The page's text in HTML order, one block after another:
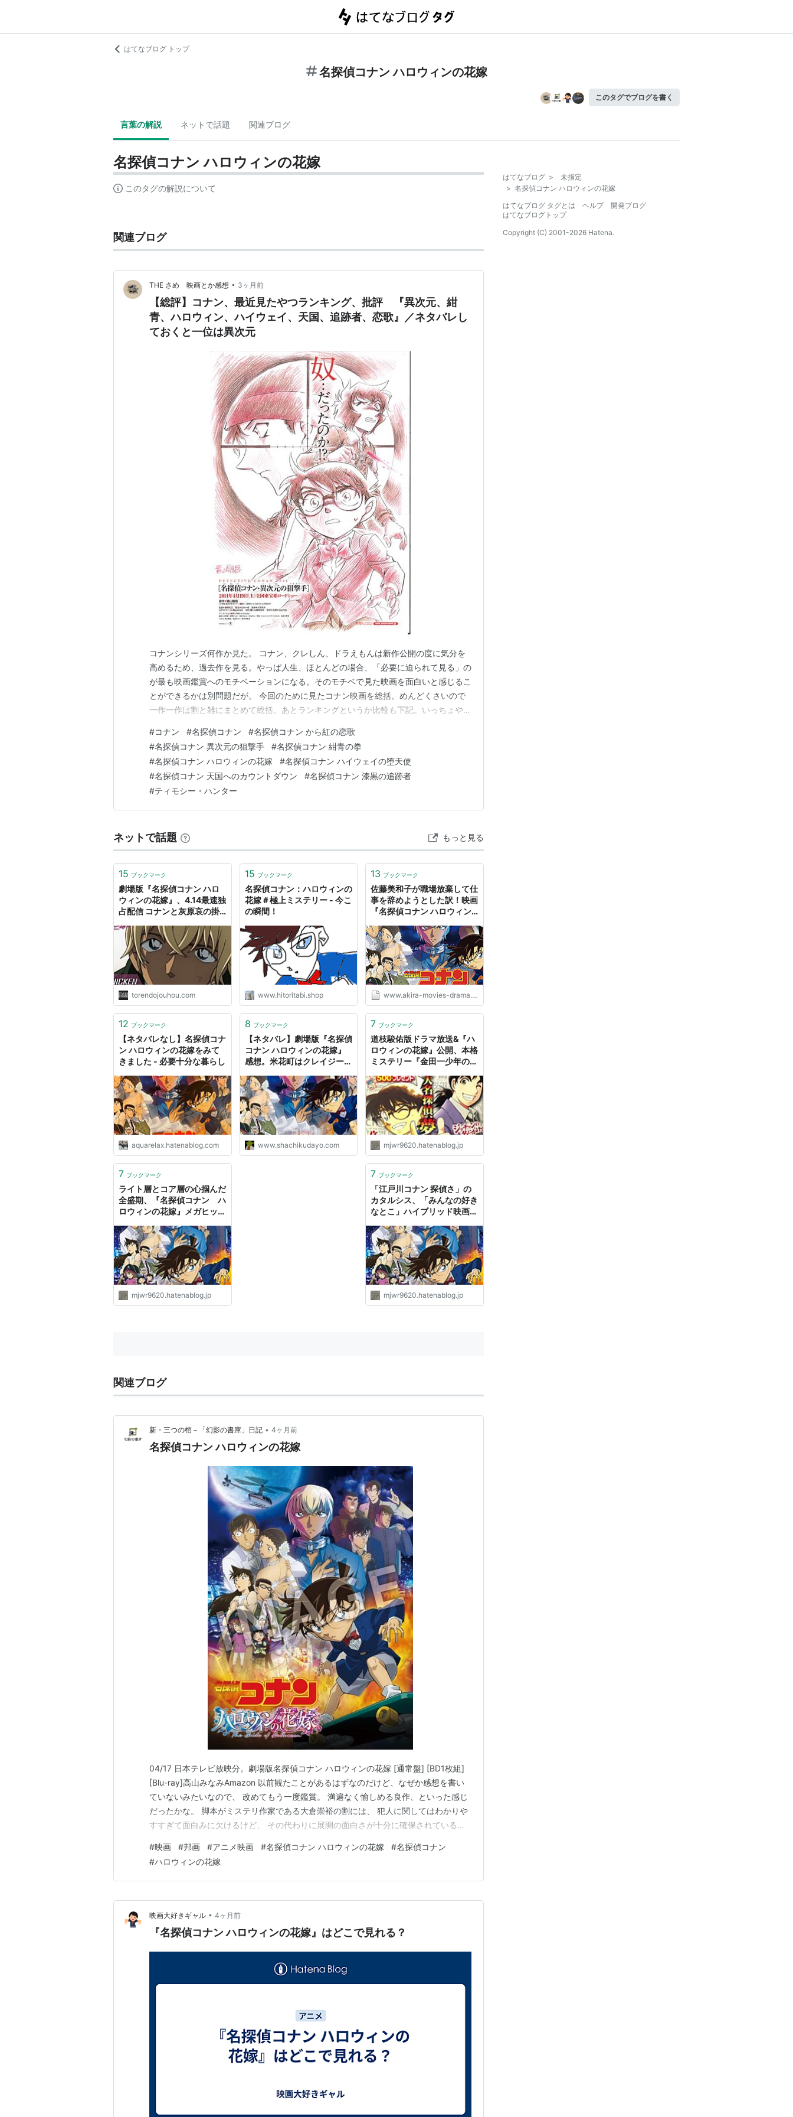
はてなブログ トップ
名探偵コナン ハロウィンの花嫁
このタグでブログを書く
言葉の解説 ネットで話題 関連ブログ
名探偵コナン ハロウィンの花嫁
このタグの解説について
関連ブログ
THE さめ 映画とか感想 • 3ヶ月前
【総評】コナン、最近見たやつランキング、批評 『異次元、紺
青、ハロウィン、ハイウェイ、天国、追跡者、恋歌』／ネタバレし
ておくと一位は異次元
コナンシリーズ何作か見た。 コナン、クレしん、ドラえもんは新作公開の度に気分を
高めるため、過去作を見る。やっぱ人生、ほとんどの場合、「必要に迫られて見る」の
が最も映画鑑賞へのモチベーションになる。そのモチベで見た映画を面白いと感じるこ
とができるかは別問題だが。 今回のために見たコナン映画を総括。めんどくさいので
一作一作は割と雑にまとめて総括。あとランキングというか比較も下記。いっちょやっ
に言っておくと今回見直した中でいっちゃん面白かったのはこれ。俺の映画館で見た記
憶が色濃く残ってる作品ランキングトップもこれ。（初…
#コナン #名探偵コナン #名探偵コナン から紅の恋歌
#名探偵コナン 異次元の狙撃手 #名探偵コナン 紺青の拳
#名探偵コナン ハロウィンの花嫁 #名探偵コナン ハイウェイの堕天使
#名探偵コナン 天国へのカウントダウン #名探偵コナン 漆黒の追跡者
#ティモシー・ハンター
ネットで話題 もっと見る
15 ブックマーク
劇場版『名探偵コナン ハロ
ウィンの花嫁』、4.14最速独
占配信 コナンと灰原哀の掛
トレンド情報お届け！
torendojouhou.com
15 ブックマーク
名探偵コナン：ハロウィンの
花嫁＃極上ミステリー - 今こ
の瞬間！
www.hitoritabi.shop
13 ブックマーク
佐藤美和子が職場放棄して仕
事を辞めようとした訳！映画
『名探偵コナン ハロウィン
AKIRAの映画・ドラマブロ
グ
www.akira-movies-drama.com
12 ブックマーク
【ネタバレなし】名探偵コナ
ン ハロウィンの花嫁をみて
きました - 必要十分な暮らし
aquarelax.hatenablog.com
8 ブックマーク
【ネタバレ】劇場版『名探偵
コナン ハロウィンの花嫁』
感想。米花町はクレイジーな
www.shachikudayo.com
7 ブックマーク
道枝駿佑版ドラマ放送&『ハ
ロウィンの花嫁』公開、本格
ミステリー『金田一少年の事
偵コナン』の違い - Junk-
weed’s blog
mjwr9620.hatenablog.jp
7 ブックマーク
ライト層とコア層の心掴んだ
全盛期、『名探偵コナン ハ
ロウィンの花嫁』メガヒット
100億円突破なるか - Junk-
weed’s blog
mjwr9620.hatenablog.jp
7 ブックマーク
「江戸川コナン 探偵さ」の
カタルシス、「みんなの好き
なとこ」ハイブリッド映画
の花嫁』ネタバレ感想 -
Junk-weed’s blog
mjwr9620.hatenablog.jp
関連ブログ
新・三つの棺－「幻影の書庫」日記 • 4ヶ月前
名探偵コナン ハロウィンの花嫁
04/17 日本テレビ放映分。劇場版名探偵コナン ハロウィンの花嫁 [通常盤] [BD1枚組]
[Blu-ray]高山みなみAmazon 以前観たことがあるはずなのだけど、なぜか感想を書い
ていないみたいなので、 改めてもう一度鑑賞。 満遍なく愉しめる良作、といった感じ
だったかな。 脚本がミステリ作家である大倉崇裕の割には、 犯人に関してはわかりや
すすぎて面白みに欠けるけど、 その代わりに展開の面白さが十分に確保されているの
危機の規模が大きく、 ハラハラ感と、それを乗り越える手段のエモさもあって良質。
警察学校の新旧…
#映画 #邦画 #アニメ映画 #名探偵コナン ハロウィンの花嫁 #名探偵コナン
#ハロウィンの花嫁
映画大好きギャル • 4ヶ月前
『名探偵コナン ハロウィンの花嫁』はどこで見れる？
はてなブログ >
未指定
> 名探偵コナン ハロウィンの花嫁
はてなブログ タグとは
ヘルプ
開発ブログ
はてなブログトップ
Copyright (C) 2001-2026 Hatena.